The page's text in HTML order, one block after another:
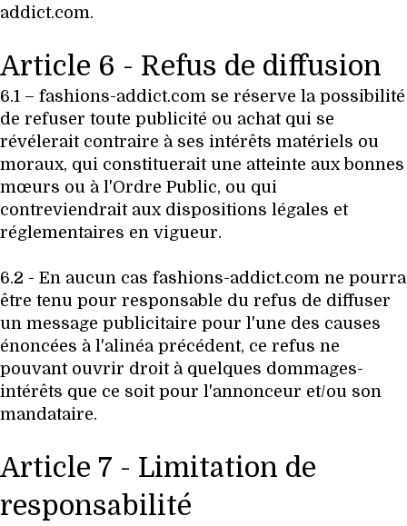
addict.com.
Article 6 - Refus de diffusion
6.1 – fashions-addict.com se réserve la possibilité
de refuser toute publicité ou achat qui se
révélerait contraire à ses intérêts matériels ou
moraux, qui constituerait une atteinte aux bonnes
mœurs ou à l'Ordre Public, ou qui
contreviendrait aux dispositions légales et
réglementaires en vigueur.
6.2 - En aucun cas fashions-addict.com ne pourra
être tenu pour responsable du refus de diffuser
un message publicitaire pour l'une des causes
énoncées à l'alinéa précédent, ce refus ne
pouvant ouvrir droit à quelques dommages-
intérêts que ce soit pour l'annonceur et/ou son
mandataire.
Article 7 - Limitation de
responsabilité